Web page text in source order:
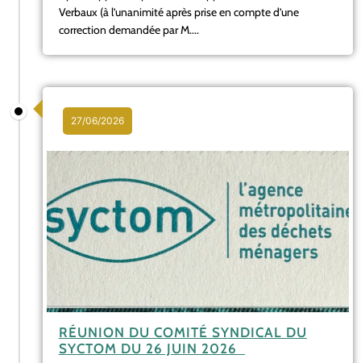
Verbaux (à l’unanimité après prise en compte d’une
correction demandée par M....
27/06/2026
RÉUNION DU COMITÉ SYNDICAL DU
SYCTOM DU 26 JUIN 2026